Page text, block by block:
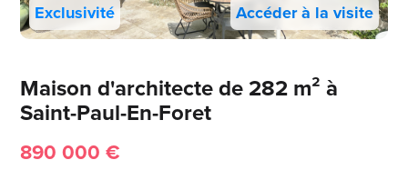
Exclusivité Accéder à la visite
Maison d'architecte de 282 m² à
Saint-Paul-En-Foret
890 000 €